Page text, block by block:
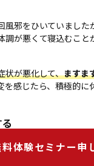
風邪をひいていました
調が悪くて寝込むこと
状が悪化して、ますま
を感じたら、積極的に
体験セミナー申